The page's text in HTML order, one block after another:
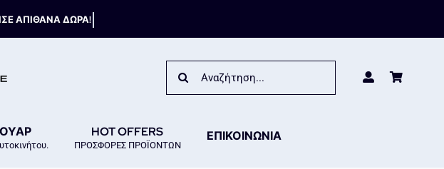
Search
HOT OFFERS
ΠΡΟΣΦΟΡΕΣ ΠΡΟΪΟΝΤΩΝ
ΕΠΙΚΟΙΝΩΝΙΑ